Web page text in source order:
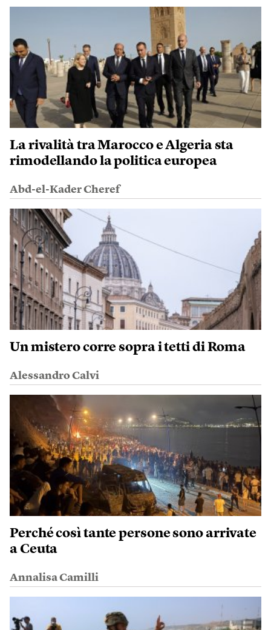
La rivalità tra Marocco e Algeria sta
rimodellando la politica europea
Abd-el-Kader Cheref
Un mistero corre sopra i tetti di Roma
Alessandro Calvi
Perché così tante persone sono arrivate
a Ceuta
Annalisa Camilli